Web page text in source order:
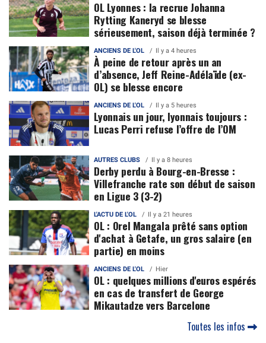
OL Lyonnes : la recrue Johanna
Rytting Kaneryd se blesse
sérieusement, saison déjà terminée ?
ANCIENS DE L'OL Il y a 4 heures
À peine de retour après un an
d’absence, Jeff Reine-Adélaïde (ex-
OL) se blesse encore
ANCIENS DE L'OL Il y a 5 heures
Lyonnais un jour, lyonnais toujours :
Lucas Perri refuse l’offre de l’OM
AUTRES CLUBS Il y a 8 heures
Derby perdu à Bourg-en-Bresse :
Villefranche rate son début de saison
en Ligue 3 (3-2)
L'ACTU DE L'OL Il y a 21 heures
OL : Orel Mangala prêté sans option
d'achat à Getafe, un gros salaire (en
partie) en moins
ANCIENS DE L'OL Hier
OL : quelques millions d'euros espérés
en cas de transfert de George
Mikautadze vers Barcelone
Toutes les infos